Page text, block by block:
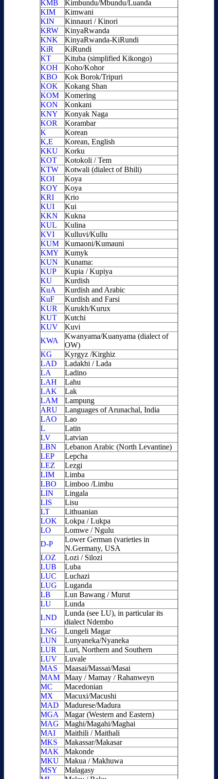
KMB
Kimbundu/Mbundu/Luanda
KIM
Kimwani
KIN
Kinnauri / Kinori
KRW
KinyaRwanda
KNK
KinyaRwanda-KiRundi
KiR
KiRundi
KT
Kituba (simplified Kikongo)
KOH
Koho/Kohor
KBO
Kok Borok/Tripuri
KOK
Kokang Shan
KOM
Komering
KON
Konkani
KNY
Konyak Naga
KOR
Korambar
K
Korean
K,E
Korean, English
KKU
Korku
KOT
Kotokoli / Tem
KTW
Kotwali (dialect of Bhili)
KOI
Koya
KOY
Koya
KRI
Krio
KUI
Kui
KKN
Kukna
KUL
Kulina
KVI
Kulluvi/Kullu
KUM
Kumaoni/Kumauni
KMY
Kumyk
KUN
Kunama:
KUP
Kupia / Kupiya
KU
Kurdish
KuA
Kurdish and Arabic
KuF
Kurdish and Farsi
KUR
Kurukh/Kurux
KUT
Kutchi
KUV
Kuvi
KWA
Kwanyama/Kuanyama (dialect of
OW)
KG
Kyrgyz /Kirghiz
LAD
Ladakhi / Lada
LA
Ladino
LAH
Lahu
LAK
Lak
LAM
Lampung
ARU
Languages of Arunachal, India
LAO
Lao
L
Latin
LV
Latvian
LBN
Lebanon Arabic (North Levantine)
LEP
Lepcha
LEZ
Lezgi
LIM
Limba
LBO
Limboo /Limbu
LIN
Lingala
LIS
Lisu
LT
Lithuanian
LOK
Lokpa / Lukpa
LO
Lomwe / Ngulu
D-P
Lower German (varieties in
N.Germany, USA
LOZ
Lozi / Silozi
LUB
Luba
LUC
Luchazi
LUG
Luganda
LB
Lun Bawang / Murut
LU
Lunda
LND
Lunda (see LU), in particular its
dialect Ndembo
LNG
Lungeli Magar
LUN
Lunyaneka/Nyaneka
LUR
Luri, Northern and Southern
LUV
Luvale
MAS
Maasai/Massai/Masai
MAM Maay / Mamay / Rahanweyn
MC
Macedonian
MX
Macuxi/Macushi
MAD
Madurese/Madura
MGA
Magar (Western and Eastern)
MAG
Maghi/Magahi/Maghai
MAI
Maithili / Maithali
MKS
Makassar/Makasar
MAK
Makonde
MKU
Makua / Makhuwa
MSY
Malagasy